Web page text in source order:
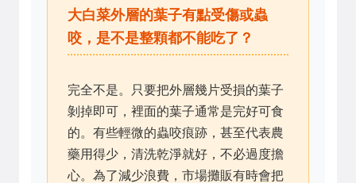
大白菜外層的葉子有點受傷或蟲
咬，是不是整顆都不能吃了？
完全不是。只要把外層幾片受損的葉子
剝掉即可，裡面的葉子通常是完好可食
的。有些輕微的蟲咬痕跡，甚至代表農
藥用得少，清洗乾淨就好，不必過度擔
心。為了減少浪費，市場攤販有時會把